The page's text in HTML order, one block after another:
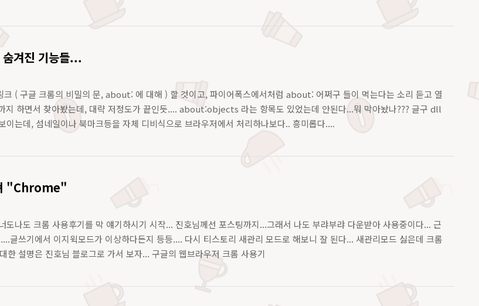
겨진 기능들...
크 ( 구글 크롬의 비밀의 문, about: 에 대해 ) 할 것이고, 파이어폭스에서처럼 about: 어쩌구 들이 먹는다는 소리 듣고 열
지 하면서 찾아봤는데, 대략 저정도가 끝인듯.... about:objects 라는 항목도 있었는데 안된다...뭐 막아놨나??? 글구 dll
이는데, 섬네일이나 북마크등을 자체 디비식으로 브라우저에서 처리하나보다.. 흥미롭다....
"Chrome"
도나도 크롬 사용후기를 막 얘기하시기 시작... 진호님께선 포스팅까지...그래서 나도 부랴부랴 다운받아 사용중이다... 근
글쓰기에서 이지윅모드가 이상하다든지 등등.... 다시 티스토리 새관리 모드로 해보니 잘 된다... 새관리모드 싫은데 크롬
한 설명은 진호님 블로그로 가서 보자... 구글의 웹브라우저 크롬 사용기